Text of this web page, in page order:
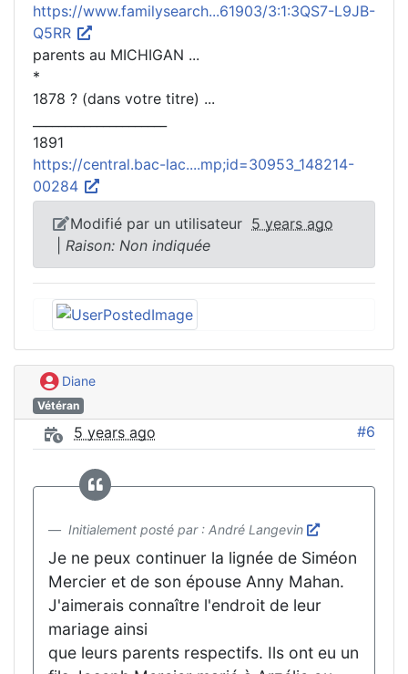
https://www.familysearch...61903/3:1:3QS7-L9JB-
Q5RR
parents au MICHIGAN ...
*
1878 ? (dans votre titre) ...
1891
https://central.bac-lac....mp;id=30953_148214-
00284
Modifié par un utilisateur 5 years ago
Raison: Non indiquée
Diane
Vétéran
5 years ago #6
Initialement posté par : André Langevin
Je ne peux continuer la lignée de Siméon
Mercier et de son épouse Anny Mahan.
J'aimerais connaître l'endroit de leur
mariage ainsi
que leurs parents respectifs. Ils ont eu un